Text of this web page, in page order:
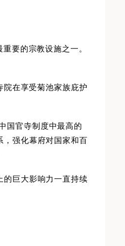
要的宗教设施之一。
院在享受菊池家族庇护
国官寺制度中最高的
，强化幕府对国家和百
的巨大影响力一直持续